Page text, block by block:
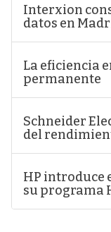
Interxion
datos en
La eficiencia
permanente
Schneider
del
HP introduce
su programa